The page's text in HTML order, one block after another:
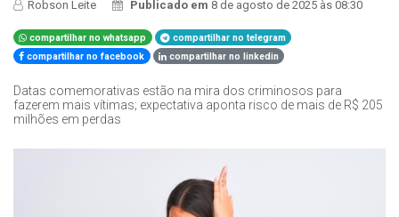
Robson Leite Publicado em 8 de agosto de 2025 às 08:30
compartilhar no whatsapp
compartilhar no telegram
compartilhar no facebook
compartilhar no linkedin
Datas comemorativas estão na mira dos criminosos para
fazerem mais vítimas; expectativa aponta risco de mais de R$ 205
milhões em perdas